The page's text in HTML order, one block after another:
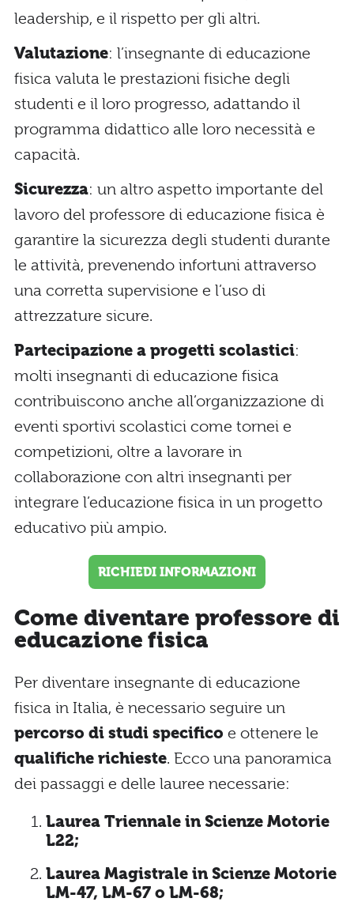
leadership, e il rispetto per gli altri.
Valutazione: l’insegnante di educazione
fisica valuta le prestazioni fisiche degli
studenti e il loro progresso, adattando il
programma didattico alle loro necessità e
capacità.
Sicurezza: un altro aspetto importante del
lavoro del professore di educazione fisica è
garantire la sicurezza degli studenti durante
le attività, prevenendo infortuni attraverso
una corretta supervisione e l’uso di
attrezzature sicure.
Partecipazione a progetti scolastici:
molti insegnanti di educazione fisica
contribuiscono anche all’organizzazione di
eventi sportivi scolastici come tornei e
competizioni, oltre a lavorare in
collaborazione con altri insegnanti per
integrare l’educazione fisica in un progetto
educativo più ampio.
RICHIEDI INFORMAZIONI
Come diventare professore di
educazione fisica
Per diventare insegnante di educazione
fisica in Italia, è necessario seguire un
percorso di studi specifico e ottenere le
qualifiche richieste. Ecco una panoramica
dei passaggi e delle lauree necessarie:
Laurea Triennale in Scienze Motorie
L22;
Laurea Magistrale in Scienze Motorie
LM-47, LM-67 o LM-68;